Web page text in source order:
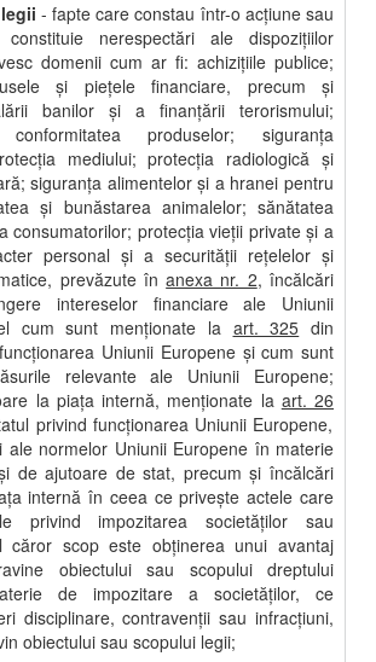
- fapte care constau într-o acţiune sau
nerespectări ale dispoziţiilor
domenii cum ar fi: achiziţiile publice;
şi pieţele financiare, precum şi
banilor şi a finanţării terorismului;
produselor; siguranţa
mediului; protecţia radiologică şi
siguranţa alimentelor şi a hranei pentru
şi bunăstarea animalelor; sănătatea
consumatorilor; protecţia vieţii private şi a
personal şi a securităţii reţelelor şi
prevăzute înanexa nr. 2, încălcări
intereselor financiare ale Uniunii
cum sunt menţionate la art. 325 din
Uniunii Europene şi cum sunt
relevante ale Uniunii Europene;
la piaţa internă, menţionate la art. 26
privind funcţionarea Uniunii Europene,
ale normelor Uniunii Europene în materie
de ajutoare de stat, precum şi încălcări
internă în ceea ce priveşte actele care
privind impozitarea societăţilor sau
căror scop este obţinerea unui avantaj
obiectului sau scopului dreptului
de impozitare a societăţilor, ce
disciplinare, contravenţii sau infracţiuni,
obiectului sau scopului legii;